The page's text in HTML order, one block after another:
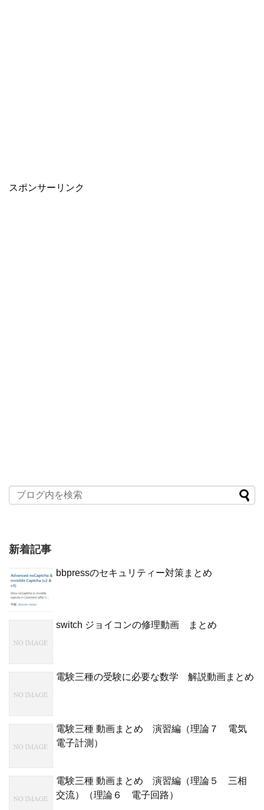
スポンサーリンク
新着記事
bbpressのセキュリティー対策まとめ
switch ジョイコンの修理動画 まとめ
電験三種の受験に必要な数学 解説動画まとめ
電験三種 動画まとめ 演習編（理論７ 電気
電子計測）
電験三種 動画まとめ 演習編（理論５ 三相
交流）（理論６ 電子回路）